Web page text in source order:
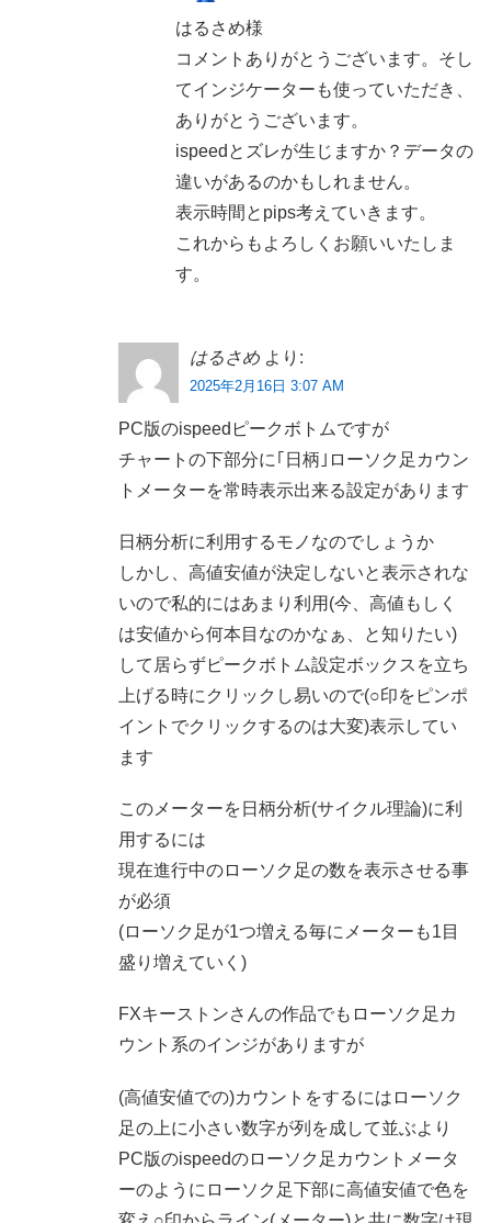
はるさめ様
コメントありがとうございます。そし
てインジケーターも使っていただき、
ありがとうございます。
ispeedとズレが生じますか？データの
違いがあるのかもしれません。
表示時間とpips考えていきます。
これからもよろしくお願いいたしま
す。
はるさめ より:
2025年2月16日 3:07 AM
PC版のispeedピークボトムですが
チャートの下部分に｢日柄｣ローソク足カウン
トメーターを常時表示出来る設定があります
日柄分析に利用するモノなのでしょうか
しかし、高値安値が決定しないと表示されな
いので私的にはあまり利用(今、高値もしく
は安値から何本目なのかなぁ、と知りたい)
して居らずピークボトム設定ボックスを立ち
上げる時にクリックし易いので(○印をピンポ
イントでクリックするのは大変)表示してい
ます
このメーターを日柄分析(サイクル理論)に利
用するには
現在進行中のローソク足の数を表示させる事
が必須
(ローソク足が1つ増える毎にメーターも1目
盛り増えていく)
FXキーストンさんの作品でもローソク足カ
ウント系のインジがありますが
(高値安値での)カウントをするにはローソク
足の上に小さい数字が列を成して並ぶより
PC版のispeedのローソク足カウントメータ
ーのようにローソク足下部に高値安値で色を